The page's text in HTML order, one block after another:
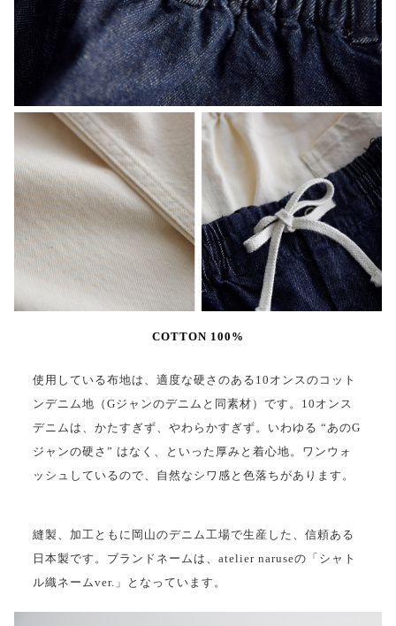
COTTON 100%
使用している布地は、適度な硬さのある10オンスのコット
ンデニム地（Gジャンのデニムと同素材）です。10オンス
デニムは、かたすぎず、やわらかすぎず。いわゆる “あのG
ジャンの硬さ” はなく、といった厚みと着心地。ワンウォ
ッシュしているので、自然なシワ感と色落ちがあります。
縫製、加工ともに岡山のデニム工場で生産した、信頼ある
日本製です。ブランドネームは、atelier naruseの「シャト
ル織ネームver.」となっています。